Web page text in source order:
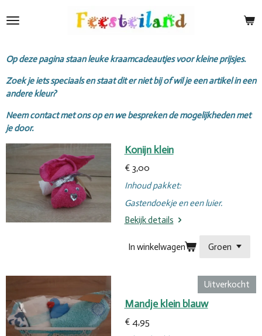
direct
hoofdinhoud
Op deze pagina staan leuke kraamcadeautjes voor kleine prijsjes.
Zoek je iets speciaals en staat dit er niet bij of wil je een artikel in een
andere kleur?
Neem contact met ons op en we bespreken de mogelijkheden met
je door.
Konijn klein
€ 3,00
Inhoud pakket:
Gastendoekje en een luier.
Bekijk details
In winkelwagen
Uitverkocht
Mandje klein blauw
€ 4,95